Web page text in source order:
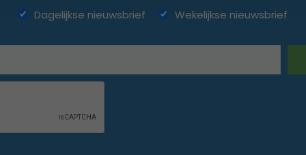
Dagelijkse nieuwsbrief Wekelijkse nieuwsbrief